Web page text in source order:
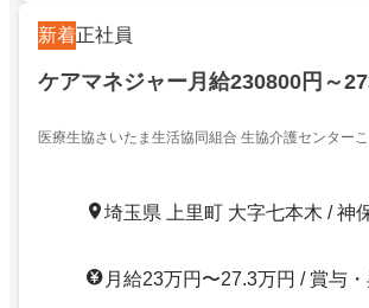
新着正社員
ケアマネジャー月給230800円～
医療生協さいたま生活協同組合 生協介護センターこ
埼玉県 上里町 大字七本木 / 神
月給23万円〜27.3万円 / 賞与・